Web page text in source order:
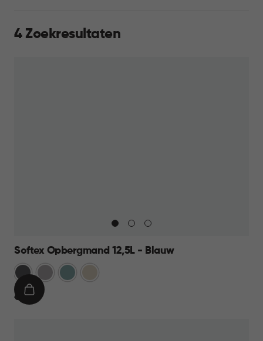
4 Zoekresultaten
Softex Opbergmand 12,5L - Blauw
Antraciet
TaupeBlauwBeige
€
€ 9,95
IN